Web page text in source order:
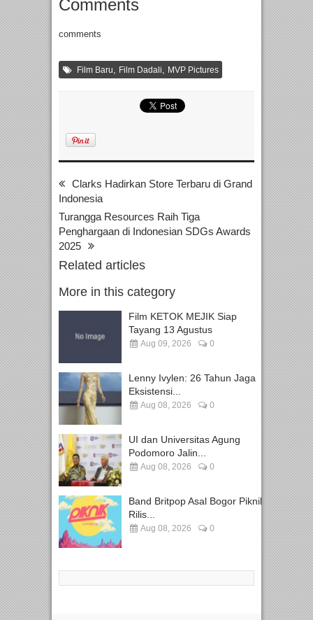
Comments
comments
Film Baru Film Dadali MVP Pictures
Clarks Hadirkan Store Terbaru di Grand
Indonesia
Turangga Resources Raih Tiga
Penghargaan di Indonesian SDGs Awards
2025
Related articles
More in this category
Film KETOK MEJIK Siap
Tayang 13 Agustus
Aug 09, 2026 0
Lenny Ivylen: 26 Tahun Jaga
Eksistensi...
Aug 08, 2026 0
UI dan Universitas Agung
Podomoro Jalin...
Aug 08, 2026 0
Band Britpop Asal Bogor Piknik
Rilis...
Aug 08, 2026 0